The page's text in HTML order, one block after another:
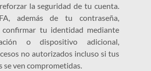
la seguridad de tu cuenta.
además de tu contraseña,
confirmar tu identidad mediante
o dispositivo adicional,
no autorizados incluso si tus
se ven comprometidas.